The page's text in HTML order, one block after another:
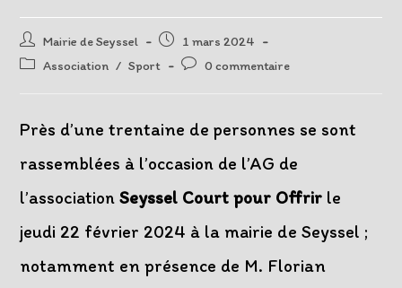
Auteur/autrice
de
Mairie de Seyssel
Post
published:
1 mars 2024
PostAssociation / Sport
Post0 commentaire
Près d’une trentaine de personnes se sont
rassemblées à l’occasion de l’AG de
l’associationSeyssel Court pour Offrir le
jeudi 22 février 2024 à la mairie de Seyssel ;
notamment en présence de M. Florian